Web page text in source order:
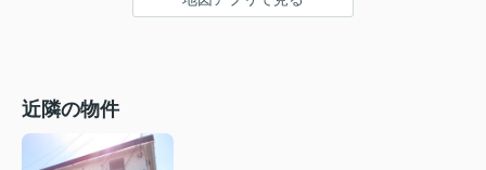
近隣の物件